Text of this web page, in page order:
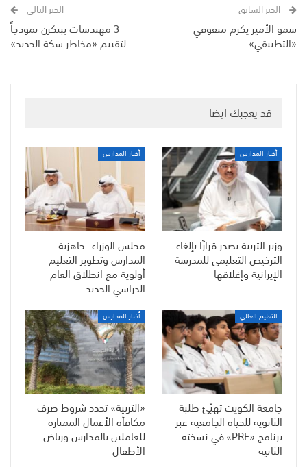
الخبر السابق
سمو الأمير يكرم متفوقي
«التطبيقي»
الخبر التالي
3 مهندسات يبتكرن نموذجاً
لتقييم «مخاطر سكة الحديد»
قد يعجبك ايضا
أخبار المدارس
وزير التربية يصدر قرارًا بإلغاء
الترخيص التعليمي للمدرسة
الإيرانية وإغلاقها
أخبار المدارس
مجلس الوزراء: جاهزية
المدارس وتطوير التعليم
أولوية مع انطلاق العام
الدراسي الجديد
التعليم العالي
جامعة الكويت تهيّئ طلبة
الثانوية للحياة الجامعية عبر
برنامج «PRE» في نسخته
الثانية
أخبار المدارس
«التربية» تحدد شروط صرف
مكافأة الأعمال الممتازة
للعاملين بالمدارس ورياض
الأطفال